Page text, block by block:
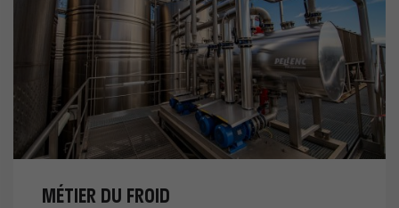
MÉTIER DU FROID